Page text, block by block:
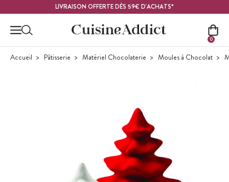
LIVRAISON OFFERTE DÈS 59€ D'ACHATS*
0
Accueil Pâtisserie Matériel Chocolaterie Moules à Chocolat